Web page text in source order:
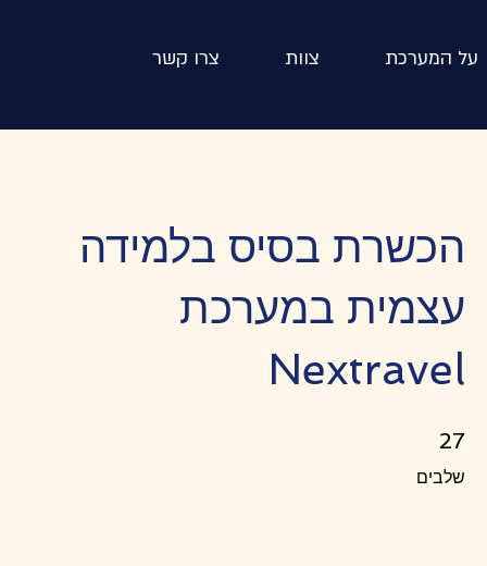
על המערכת צוות צרו קשר
הכשרת בסיס בלמידה
עצמית במערכת
Nextravel
27
שלבים
27 שלבים